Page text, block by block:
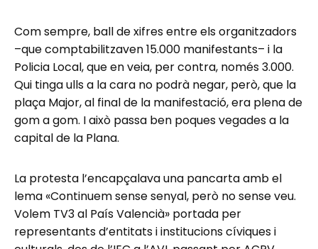
Com sempre, ball de xifres entre els organitzadors
–que comptabilitzaven 15.000 manifestants– i la
Policia Local, que en veia, per contra, només 3.000.
Qui tinga ulls a la cara no podrà negar, però, que la
plaça Major, al final de la manifestació, era plena de
gom a gom. I això passa ben poques vegades a la
capital de la Plana.
La protesta l’encapçalava una pancarta amb el
lema «Continuem sense senyal, però no sense veu.
Volem TV3 al País Valencià» portada per
representants d’entitats i institucions cíviques i